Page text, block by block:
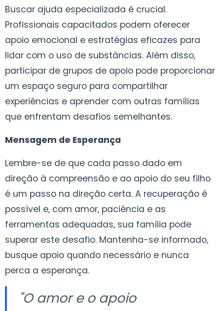
Buscar ajuda especializada é crucial.
Profissionais capacitados podem oferecer
apoio emocional e estratégias eficazes para
lidar com o uso de substâncias. Além disso,
participar de grupos de apoio pode proporcionar
um espaço seguro para compartilhar
experiências e aprender com outras famílias
que enfrentam desafios semelhantes.
Mensagem de Esperança
Lembre-se de que cada passo dado em
direção à compreensão e ao apoio do seu filho
é um passo na direção certa. A recuperação é
possível e, com amor, paciência e as
ferramentas adequadas, sua família pode
superar este desafio. Mantenha-se informado,
busque apoio quando necessário e nunca
perca a esperança.
"O amor e o apoio